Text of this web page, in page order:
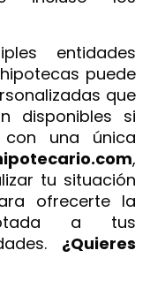
entidades
puede
que
disponibles si
con una única
,
tu situación
ofrecerte la
a tus
¿Quieres